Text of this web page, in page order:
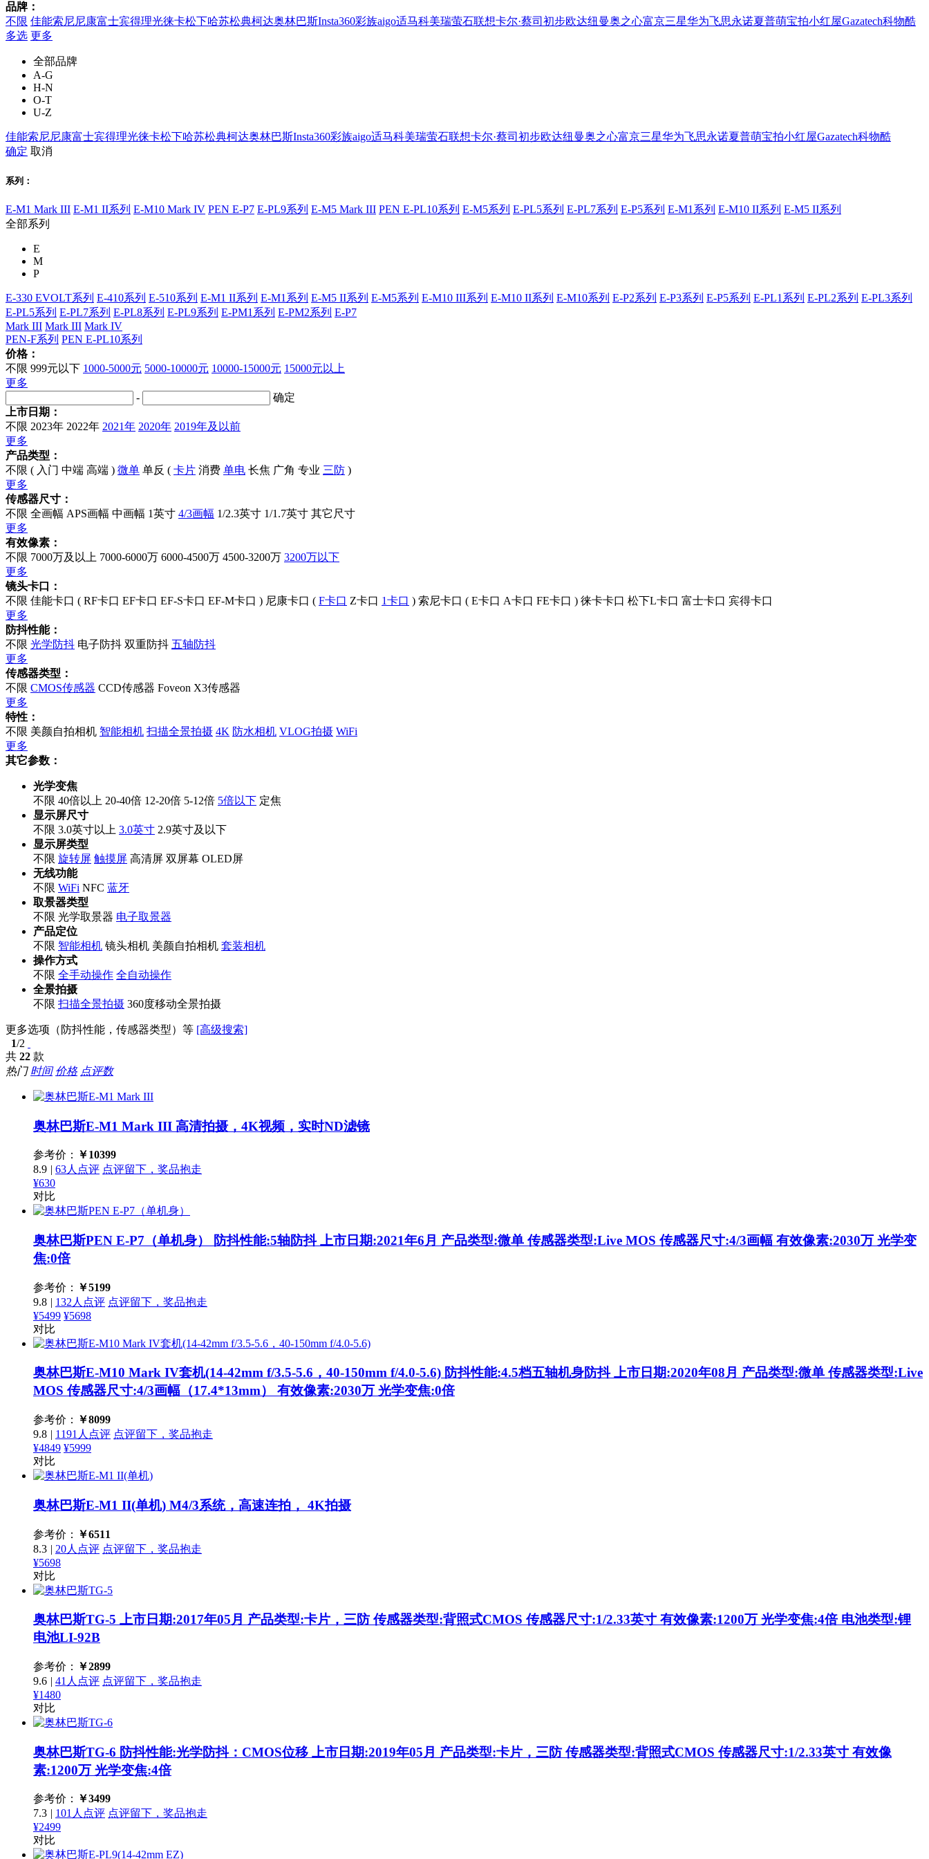
品牌：
不限 佳能索尼尼康富士宾得理光徕卡松下哈苏松典柯达奥林巴斯Insta360彩族aigo适马科美瑞萤石联想卡尔·蔡司 初步欧达纽曼奥之心富京三星华为飞思永诺夏普萌宝拍小红屋Gazatech科物酷
多选 更多
全部品牌
A-G
H-N
O-T
U-Z
佳能索尼尼康富士宾得理光徕卡松下哈苏松典柯达奥林巴斯Insta360彩族aigo适马科美瑞萤石联想卡尔·蔡司 初步欧达纽曼奥之心富京三星华为飞思永诺夏普萌宝拍小红屋Gazatech科物酷
确定 取消
系列：
E-M1 Mark III E-M1 II系列 E-M10 Mark IV PEN E-P7 E-PL9系列 E-M5 Mark III PEN E-PL10系列 E-M5系列 E-PL5系列 E-PL7系列 E-P5系列 E-M1系列 E-M10 II系列 E-M5 II系列
全部系列
E
M
P
E-330 EVOLT系列 E-410系列 E-510系列 E-M1 II系列 E-M1系列 E-M5 II系列 E-M5系列 E-M10 III系列 E-M10 II系列 E-M10系列 E-P2系列 E-P3系列 E-P5系列 E-PL1系列 E-PL2系列 E-PL3系列
E-PL5系列 E-PL7系列 E-PL8系列 E-PL9系列 E-PM1系列 E-PM2系列 E-P7
Mark III Mark III Mark IV
PEN-F系列 PEN E-PL10系列
价格：
不限 999元以下 1000-5000元 5000-10000元 10000-15000元 15000元以上
更多
-
确定
上市日期：
不限 2023年 2022年 2021年 2020年 2019年及以前
更多
产品类型：
不限 ( 入门 中端 高端 ) 微单 单反 ( 卡片 消费 单电 长焦 广角 专业 三防 )
更多
传感器尺寸：
不限 全画幅 APS画幅 中画幅 1英寸 4/3画幅 1/2.3英寸 1/1.7英寸 其它尺寸
更多
有效像素：
不限 7000万及以上 7000-6000万 6000-4500万 4500-3200万 3200万以下
更多
镜头卡口：
不限 佳能卡口 ( RF卡口 EF卡口 EF-S卡口 EF-M卡口 ) 尼康卡口 ( F卡口 Z卡口 1卡口 ) 索尼卡口 ( E卡口 A卡口 FE卡口 ) 徕卡卡口 松下L卡口 富士卡口 宾得卡口
更多
防抖性能：
不限 光学防抖 电子防抖 双重防抖 五轴防抖
更多
传感器类型：
不限 CMOS传感器 CCD传感器 Foveon X3传感器
更多
特性：
不限 美颜自拍相机 智能相机 扫描全景拍摄 4K 防水相机 VLOG拍摄 WiFi
更多
其它参数：
光学变焦
不限 40倍以上 20-40倍 12-20倍 5-12倍 5倍以下 定焦
显示屏尺寸
不限 3.0英寸以上 3.0英寸 2.9英寸及以下
显示屏类型
不限 旋转屏 触摸屏 高清屏 双屏幕 OLED屏
无线功能
不限 WiFi NFC 蓝牙
取景器类型
不限 光学取景器 电子取景器
产品定位
不限 智能相机 镜头相机 美颜自拍相机 套装相机
操作方式
不限 全手动操作 全自动操作
全景拍摄
不限 扫描全景拍摄 360度移动全景拍摄
更多选项（防抖性能，传感器类型）等 [高级搜索]
1/2
共 22 款
热门 时间 价格 点评数
奥林巴斯E-M1 Mark III 高清拍摄，4K视频，实时ND滤镜
参考价： ￥10399
8.9 | 63人点评 点评留下，奖品抱走
¥630
对比
奥林巴斯PEN E-P7（单机身）
防抖性能:5轴防抖 上市日期:2021年6月 产品类型:微单 传感器类型:Live MOS 传感器尺寸:4/3画幅 有效像素:2030万 光学变
焦:0倍
参考价： ￥5199
9.8 | 132人点评 点评留下，奖品抱走
¥5499 ¥5698
对比
奥林巴斯E-M10 Mark IV套机(14-42mm f/3.5-5.6，40-150mm f/4.0-5.6) 防抖性能:4.5档五轴机身防抖 上市日期:2020年08月 产品类型:微单 传感器类型:Live
MOS 传感器尺寸:4/3画幅（17.4*13mm） 有效像素:2030万 光学变焦:0倍
参考价： ￥8099
9.8 | 1191人点评 点评留下，奖品抱走
¥4849 ¥5999
对比
奥林巴斯E-M1 II(单机) M4/3系统，高速连拍， 4K拍摄
参考价： ￥6511
8.3 | 20人点评 点评留下，奖品抱走
¥5698
对比
奥林巴斯TG-5 上市日期:2017年05月 产品类型:卡片，三防 传感器类型:背照式CMOS 传感器尺寸:1/2.33英寸 有效像素:1200万 光学变焦:4倍 电池类型:锂
电池LI-92B
参考价： ￥2899
9.6 | 41人点评 点评留下，奖品抱走
¥1480
对比
奥林巴斯TG-6 防抖性能:光学防抖：CMOS位移 上市日期:2019年05月 产品类型:卡片，三防 传感器类型:背照式CMOS 传感器尺寸:1/2.33英寸 有效像
素:1200万 光学变焦:4倍
参考价： ￥3499
7.3 | 101人点评 点评留下，奖品抱走
¥2499
对比